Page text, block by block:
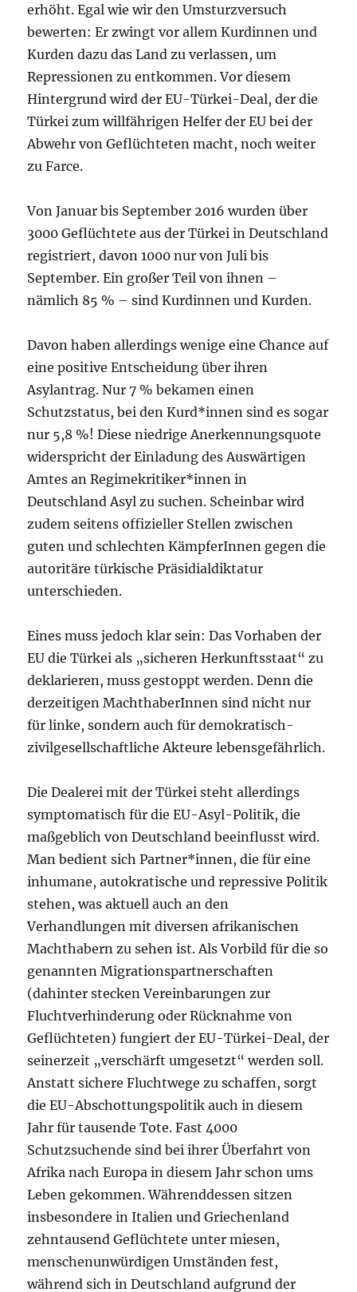
erhöht. Egal wie wir den Umsturzversuch
bewerten: Er zwingt vor allem Kurdinnen und
Kurden dazu das Land zu verlassen, um
Repressionen zu entkommen. Vor diesem
Hintergrund wird der EU-Türkei-Deal, der die
Türkei zum willfährigen Helfer der EU bei der
Abwehr von Geflüchteten macht, noch weiter
zu Farce.
Von Januar bis September 2016 wurden über
3000 Geflüchtete aus der Türkei in Deutschland
registriert, davon 1000 nur von Juli bis
September. Ein großer Teil von ihnen –
nämlich 85 % – sind Kurdinnen und Kurden.
Davon haben allerdings wenige eine Chance auf
eine positive Entscheidung über ihren
Asylantrag. Nur 7 % bekamen einen
Schutzstatus, bei den Kurd*innen sind es sogar
nur 5,8 %! Diese niedrige Anerkennungsquote
widerspricht der Einladung des Auswärtigen
Amtes an Regimekritiker*innen in
Deutschland Asyl zu suchen. Scheinbar wird
zudem seitens offizieller Stellen zwischen
guten und schlechten KämpferInnen gegen die
autoritäre türkische Präsidialdiktatur
unterschieden.
Eines muss jedoch klar sein: Das Vorhaben der
EU die Türkei als „sicheren Herkunftsstaat“ zu
deklarieren, muss gestoppt werden. Denn die
derzeitigen MachthaberInnen sind nicht nur
für linke, sondern auch für demokratisch-
zivilgesellschaftliche Akteure lebensgefährlich.
Die Dealerei mit der Türkei steht allerdings
symptomatisch für die EU-Asyl-Politik, die
maßgeblich von Deutschland beeinflusst wird.
Man bedient sich Partner*innen, die für eine
inhumane, autokratische und repressive Politik
stehen, was aktuell auch an den
Verhandlungen mit diversen afrikanischen
Machthabern zu sehen ist. Als Vorbild für die so
genannten Migrationspartnerschaften
(dahinter stecken Vereinbarungen zur
Fluchtverhinderung oder Rücknahme von
Geflüchteten) fungiert der EU-Türkei-Deal, der
seinerzeit „verschärft umgesetzt“ werden soll.
Anstatt sichere Fluchtwege zu schaffen, sorgt
die EU-Abschottungspolitik auch in diesem
Jahr für tausende Tote. Fast 4000
Schutzsuchende sind bei ihrer Überfahrt von
Afrika nach Europa in diesem Jahr schon ums
Leben gekommen. Währenddessen sitzen
insbesondere in Italien und Griechenland
zehntausend Geflüchtete unter miesen,
menschenunwürdigen Umständen fest,
während sich in Deutschland aufgrund der